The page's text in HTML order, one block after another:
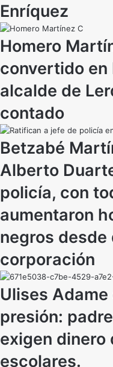
Enríquez
Homero
convertido en
alcalde de
contado
Betzabé
Alberto
policía, con
aumentaron
negros desde
corporación
Ulises
presión:
exigen dinero
escolares.